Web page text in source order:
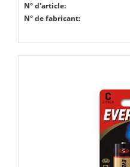
N° d'article:
N° de fabricant: